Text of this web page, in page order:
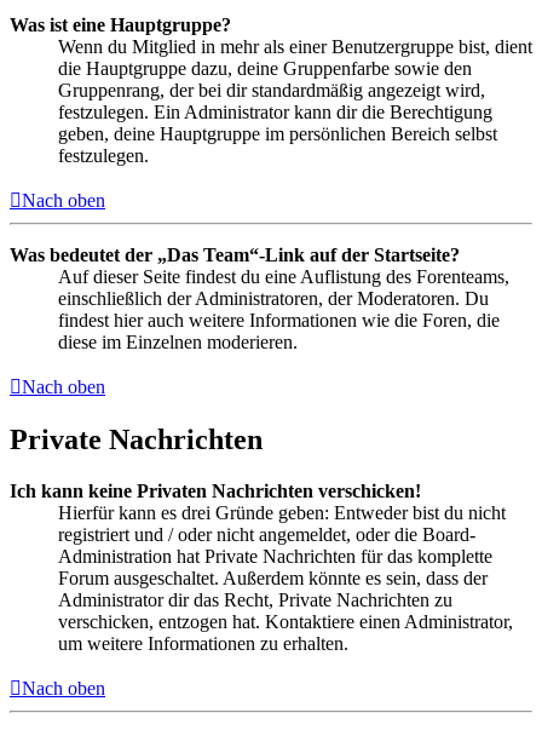
Was ist eine Hauptgruppe?
Wenn du Mitglied in mehr als einer Benutzergruppe bist, dient
die Hauptgruppe dazu, deine Gruppenfarbe sowie den
Gruppenrang, der bei dir standardmäßig angezeigt wird,
festzulegen. Ein Administrator kann dir die Berechtigung
geben, deine Hauptgruppe im persönlichen Bereich selbst
festzulegen.
Nach oben
Was bedeutet der „Das Team“-Link auf der Startseite?
Auf dieser Seite findest du eine Auflistung des Forenteams,
einschließlich der Administratoren, der Moderatoren. Du
findest hier auch weitere Informationen wie die Foren, die
diese im Einzelnen moderieren.
Nach oben
Private Nachrichten
Ich kann keine Privaten Nachrichten verschicken!
Hierfür kann es drei Gründe geben: Entweder bist du nicht
registriert und / oder nicht angemeldet, oder die Board-
Administration hat Private Nachrichten für das komplette
Forum ausgeschaltet. Außerdem könnte es sein, dass der
Administrator dir das Recht, Private Nachrichten zu
verschicken, entzogen hat. Kontaktiere einen Administrator,
um weitere Informationen zu erhalten.
Nach oben